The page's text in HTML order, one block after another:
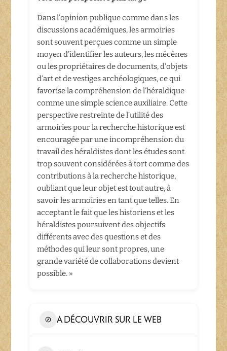
Dans l’opinion publique comme dans les
discussions académiques, les armoiries
sont souvent perçues comme un simple
moyen d’identifier les auteurs, les mécènes
ou les propriétaires de documents, d’objets
d’art et de vestiges archéologiques, ce qui
favorise la compréhension de l’héraldique
comme une simple science auxiliaire. Cette
perspective restreinte de l’utilité des
armoiries pour la recherche historique est
encouragée par une incompréhension du
travail des héraldistes dont les études sont
trop souvent considérées à tort comme des
contributions à la recherche historique,
oubliant que leur objet est tout autre, à
savoir les armoiries en tant que telles. En
acceptant le fait que les historiens et les
héraldistes poursuivent des objectifs
différents avec des questions et des
méthodes qui leur sont propres, une
grande variété de collaborations devient
possible. »
A DÉCOUVRIR SUR LE WEB